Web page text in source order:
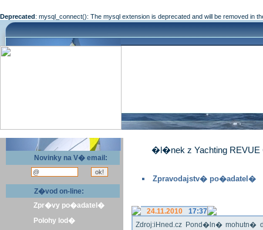
Deprecated: mysql_connect(): The mysql extension is deprecated and will be removed in
Novinky na V� email:
Z�vod on-line:
Zpr�vy po�adatel�
Polohy lod�
�l�nek z Yachting REVUE
Zpravodajstv� po�adatel�
24.11.2010
17:37
Zdroj:iHned.cz Pond�ln�